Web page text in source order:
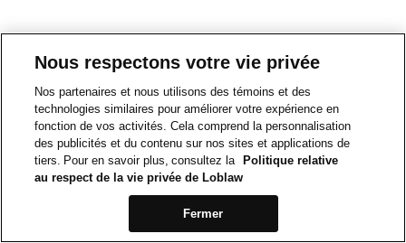
Nous respectons votre vie privée
Nos partenaires et nous utilisons des témoins et des
technologies similaires pour améliorer votre expérience en
fonction de vos activités. Cela comprend la personnalisation
des publicités et du contenu sur nos sites et applications de
tiers. Pour en savoir plus, consultez la
Politique relative
au respect de la vie privée de Loblaw
Fermer